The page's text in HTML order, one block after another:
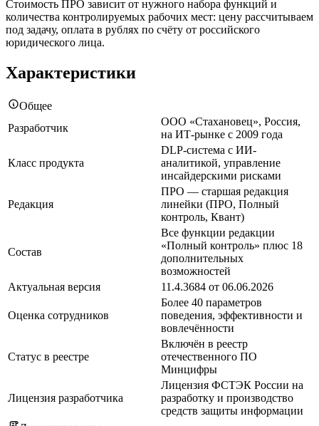
Стоимость ПРО зависит от нужного набора функций и
количества контролируемых рабочих мест: цену рассчитываем
под задачу, оплата в рублях по счёту от российского
юридического лица.
Характеристики
Общее
Разработчик
ООО «Стахановец», Россия,
на ИТ-рынке с 2009 года
Класс продукта
DLP-система с ИИ-
аналитикой, управление
инсайдерскими рисками
Редакция
ПРО — старшая редакция
линейки (ПРО, Полный
контроль, Квант)
Состав
Все функции редакции
«Полный контроль» плюс 18
дополнительных
возможностей
Актуальная версия
11.4.3684 от 06.06.2026
Оценка сотрудников
Более 40 параметров
поведения, эффективности и
вовлечённости
Статус в реестре
Включён в реестр
отечественного ПО
Минцифры
Лицензия разработчика
Лицензия ФСТЭК России на
разработку и производство
средств защиты информации